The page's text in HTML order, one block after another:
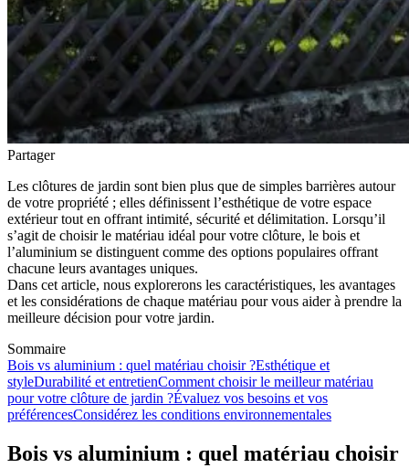
Partager
Les clôtures de jardin sont bien plus que de simples barrières autour
de votre propriété ; elles définissent l’esthétique de votre espace
extérieur tout en offrant intimité, sécurité et délimitation. Lorsqu’il
s’agit de choisir le matériau idéal pour votre clôture, le bois et
l’aluminium se distinguent comme des options populaires offrant
chacune leurs avantages uniques.
Dans cet article, nous explorerons les caractéristiques, les avantages
et les considérations de chaque matériau pour vous aider à prendre la
meilleure décision pour votre jardin.
Sommaire
Bois vs aluminium : quel matériau choisir ?Esthétique et
styleDurabilité et entretienComment choisir le meilleur matériau
pour votre clôture de jardin ?Évaluez vos besoins et vos
préférencesConsidérez les conditions environnementales
Bois vs aluminium : quel matériau choisir